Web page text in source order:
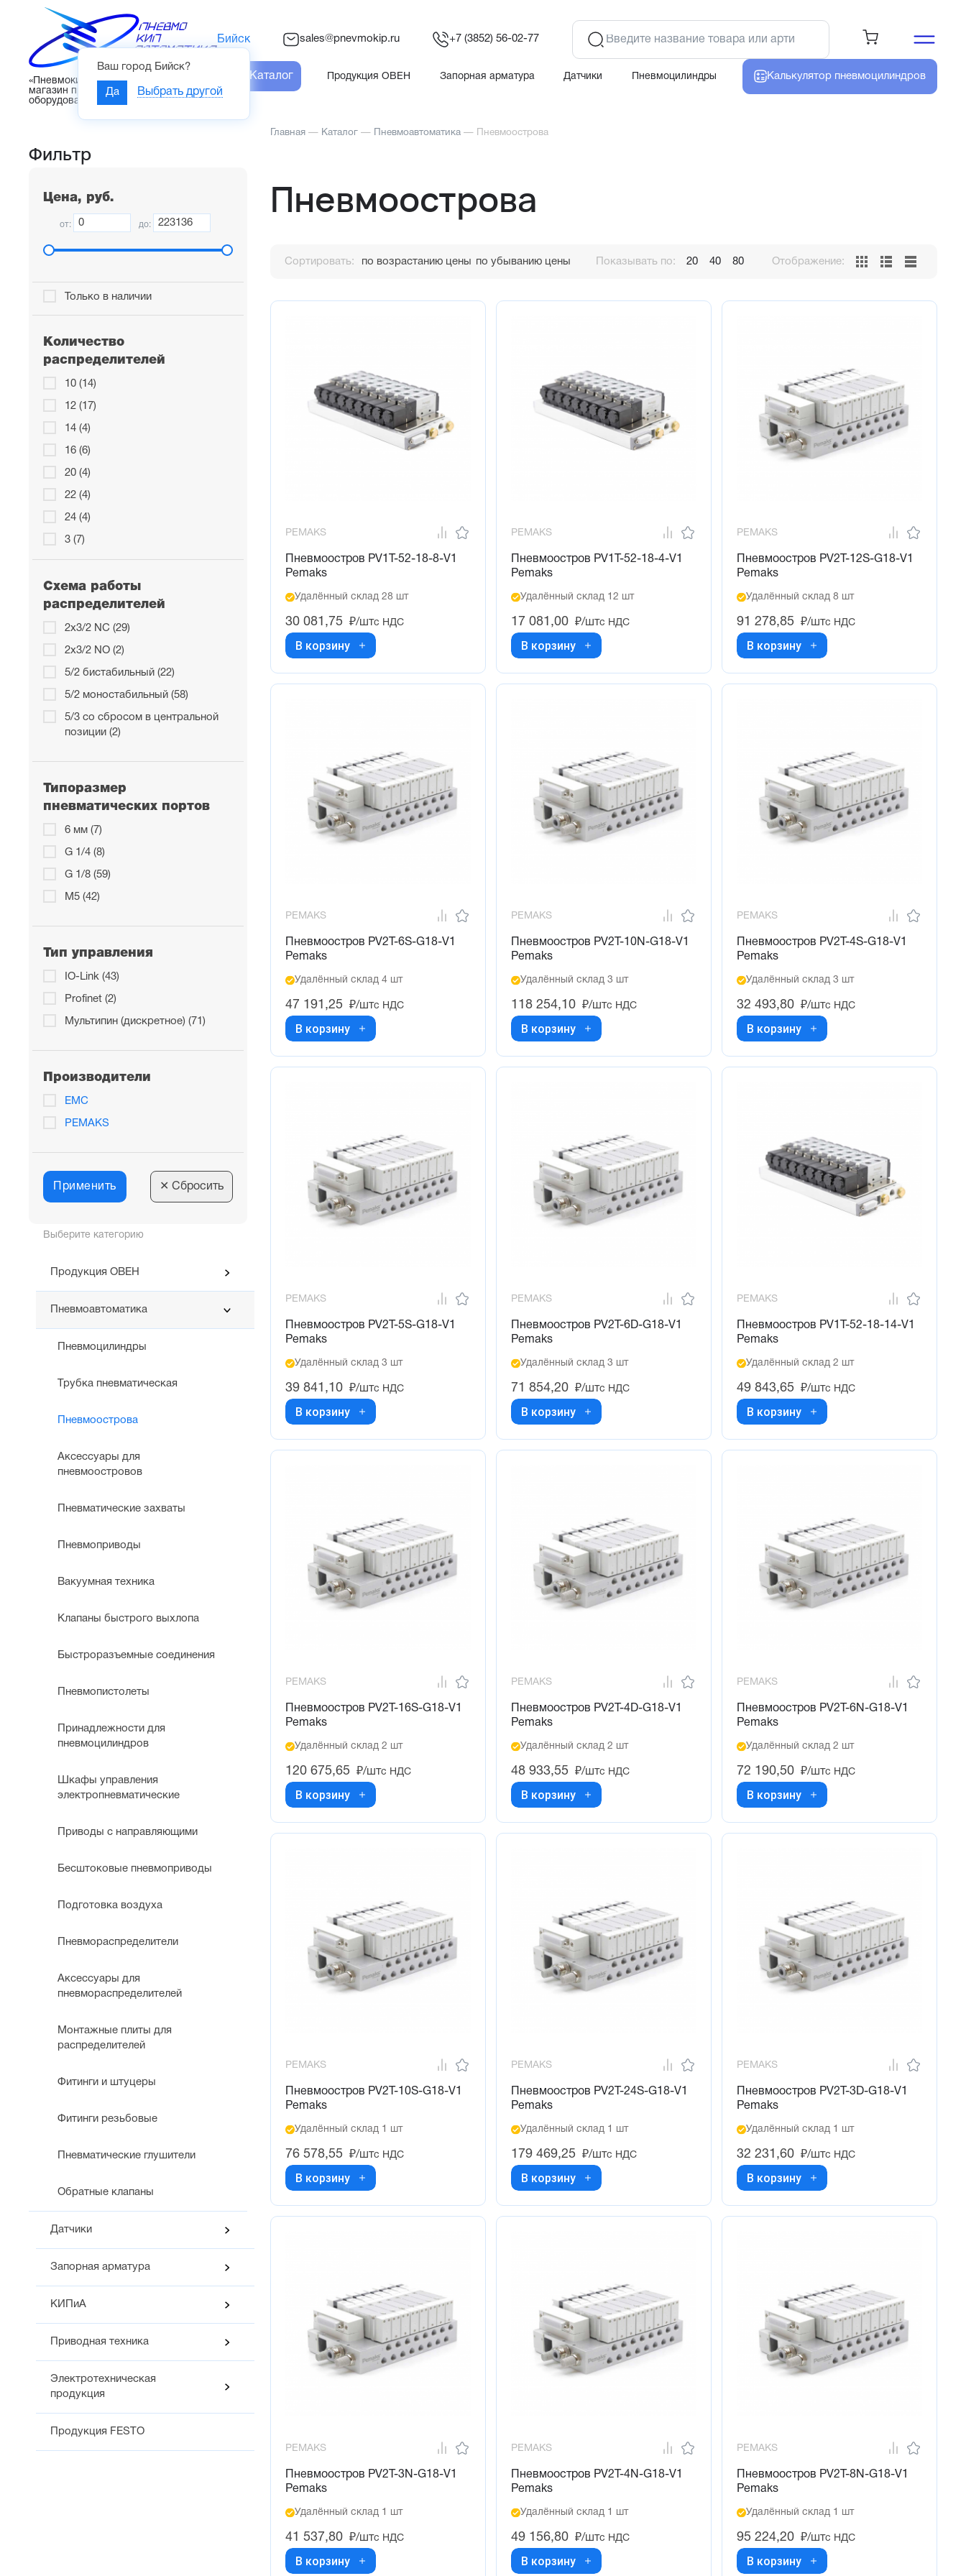
«Пневмокипавтоматика» – интернет-
магазин промышленного
оборудования
Бийск
Ваш город Бийск?
Да Выбрать другой
sales@pnevmokip.ru +7 (3852) 56-02-77
Каталог Продукция ОВЕН Запорная арматура Датчики Пневмоцилиндры Калькулятор пневмоцилиндров
Выберите категорию
Продукция ОВЕН
Пневмоавтоматика
Пневмоцилиндры
Трубка пневматическая
Пневмоострова
Аксессуары для
пневмоостровов
Пневматические захваты
Пневмоприводы
Вакуумная техника
Клапаны быстрого выхлопа
Быстроразъемные соединения
Пневмопистолеты
Принадлежности для
пневмоцилиндров
Шкафы управления
электропневматические
Приводы с направляющими
Бесштоковые пневмоприводы
Подготовка воздуха
Пневмораспределители
Аксессуары для
пневмораспределителей
Монтажные плиты для
распределителей
Фитинги и штуцеры
Фитинги резьбовые
Пневматические глушители
Обратные клапаны
Датчики
Запорная арматура
КИПиА
Приводная техника
Электротехническая
продукция
Продукция FESTO
Фильтр
Цена, руб.
от: до:
Только в наличии
Количество
распределителей
10 (14)
12 (17)
14 (4)
16 (6)
20 (4)
22 (4)
24 (4)
3 (7)
4 (16)
5 (7)
6 (14)
7 (2)
8 (17)
Схема работы
распределителей
2x3/2 NC (29)
2x3/2 NO (2)
5/2 бистабильный (22)
5/2 моностабильный (58)
5/3 со сбросом в центральной
позиции (2)
Типоразмер
пневматических портов
6 мм (7)
G 1/4 (8)
G 1/8 (59)
М5 (42)
Тип управления
IO-Link (43)
Profinet (2)
Мультипин (дискретное) (71)
Производители
EMC
PEMAKS
Применить ✕ Сбросить
Главная — Каталог — Пневмоавтоматика — Пневмоострова
Пневмоострова
Сортировать: по возрастанию цены по убыванию цены Показывать по: 20 40 80 Отображение:
PEMAKS
Пневмоостров PV1T-52-18-8-V1
Pemaks
Удалённый склад 28 шт
30 081,75 ₽/штс НДС
В корзину
PEMAKS
Пневмоостров PV1T-52-18-4-V1
Pemaks
Удалённый склад 12 шт
17 081,00 ₽/штс НДС
В корзину
PEMAKS
Пневмоостров PV2T-12S-G18-V1
Pemaks
Удалённый склад 8 шт
91 278,85 ₽/штс НДС
В корзину
PEMAKS
Пневмоостров PV2T-6S-G18-V1
Pemaks
Удалённый склад 4 шт
47 191,25 ₽/штс НДС
В корзину
PEMAKS
Пневмоостров PV2T-10N-G18-V1
Pemaks
Удалённый склад 3 шт
118 254,10 ₽/штс НДС
В корзину
PEMAKS
Пневмоостров PV2T-4S-G18-V1
Pemaks
Удалённый склад 3 шт
32 493,80 ₽/штс НДС
В корзину
PEMAKS
Пневмоостров PV2T-5S-G18-V1
Pemaks
Удалённый склад 3 шт
39 841,10 ₽/штс НДС
В корзину
PEMAKS
Пневмоостров PV2T-6D-G18-V1
Pemaks
Удалённый склад 3 шт
71 854,20 ₽/штс НДС
В корзину
PEMAKS
Пневмоостров PV1T-52-18-14-V1
Pemaks
Удалённый склад 2 шт
49 843,65 ₽/штс НДС
В корзину
PEMAKS
Пневмоостров PV2T-16S-G18-V1
Pemaks
Удалённый склад 2 шт
120 675,65 ₽/штс НДС
В корзину
PEMAKS
Пневмоостров PV2T-4D-G18-V1
Pemaks
Удалённый склад 2 шт
48 933,55 ₽/штс НДС
В корзину
PEMAKS
Пневмоостров PV2T-6N-G18-V1
Pemaks
Удалённый склад 2 шт
72 190,50 ₽/штс НДС
В корзину
PEMAKS
Пневмоостров PV2T-10S-G18-V1
Pemaks
Удалённый склад 1 шт
76 578,55 ₽/штс НДС
В корзину
PEMAKS
Пневмоостров PV2T-24S-G18-V1
Pemaks
Удалённый склад 1 шт
179 469,25 ₽/штс НДС
В корзину
PEMAKS
Пневмоостров PV2T-3D-G18-V1
Pemaks
Удалённый склад 1 шт
32 231,60 ₽/штс НДС
В корзину
PEMAKS
Пневмоостров PV2T-3N-G18-V1
Pemaks
Удалённый склад 1 шт
41 537,80 ₽/штс НДС
В корзину
PEMAKS
Пневмоостров PV2T-4N-G18-V1
Pemaks
Удалённый склад 1 шт
49 156,80 ₽/штс НДС
В корзину
PEMAKS
Пневмоостров PV2T-8N-G18-V1
Pemaks
Удалённый склад 1 шт
95 224,20 ₽/штс НДС
В корзину